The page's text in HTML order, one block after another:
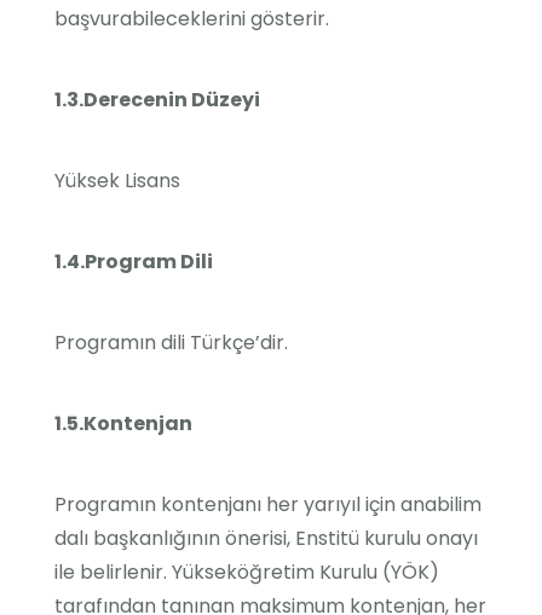
başvurabileceklerini gösterir.
1.3.Derecenin Düzeyi
Yüksek Lisans
1.4.Program Dili
Programın dili Türkçe’dir.
1.5.Kontenjan
Programın kontenjanı her yarıyıl için anabilim
dalı başkanlığının önerisi, Enstitü kurulu onayı
ile belirlenir. Yükseköğretim Kurulu (YÖK)
tarafından tanınan maksimum kontenjan, her